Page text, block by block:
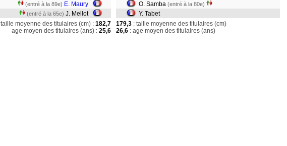
(entré à la 89e) E. Maury
(entré à la 65e) J. Mellot
O. Samba (entré à la 80e)
Y. Tabet
taille moyenne des titulaires (cm) : 182,7
age moyen des titulaires (ans) : 25,6
179,3 : taille moyenne des titulaires (cm)
26,6 : age moyen des titulaires (ans)